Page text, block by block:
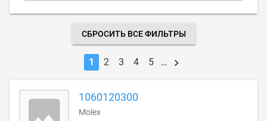
СБРОСИТЬ ВСЕ ФИЛЬТРЫ
1 2 3 4 5 …
1060120300
Molex